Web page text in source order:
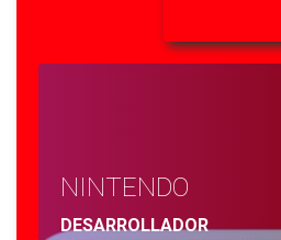
NINTENDO
DESARROLLADOR